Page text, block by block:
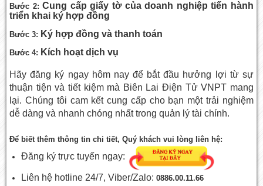
Bước 2:Cung cấp giấy tờ của doanh nghiệp tiến hành
triển khai ký hợp đồng
Bước 3: Ký hợp đồng và thanh toán
Bước 4: Kích hoạt dịch vụ
Hãy đăng ký ngay hôm nay để bắt đầu hưởng lợi từ sự
thuận tiện và tiết kiệm mà Biên Lai Điện Tử VNPT mang
lại. Chúng tôi cam kết cung cấp cho bạn một trải nghiệm
dễ dàng và nhanh chóng nhất trong quản lý tài chính.
Để biết thêm thông tin chi tiết, Quý khách vui lòng liên hệ:
Đăng ký trực tuyến ngay:
Liên hệ hotline 24/7, Viber/Zalo:0886.00.11.66